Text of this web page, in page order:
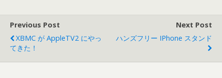
Previous Post
XBMC が AppleTV2 にやっ
てきた！
Next Post
ハンズフリー IPhone スタンド